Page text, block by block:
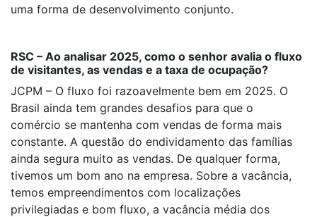
uma forma de desenvolvimento conjunto.
RSC – Ao analisar 2025, como o senhor avalia o fluxo
de visitantes, as vendas e a taxa de ocupação?
JCPM – O fluxo foi razoavelmente bem em 2025. O
Brasil ainda tem grandes desafios para que o
comércio se mantenha com vendas de forma mais
constante. A questão do endividamento das famílias
ainda segura muito as vendas. De qualquer forma,
tivemos um bom ano na empresa. Sobre a vacância,
temos empreendimentos com localizações
privilegiadas e bom fluxo, a vacância média dos